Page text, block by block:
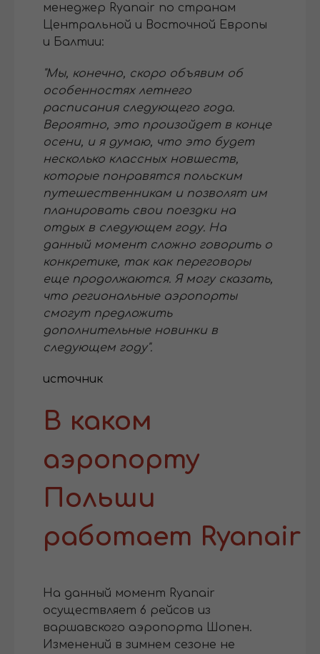
менеджер Ryanair по странам
Центральной и Восточной Европы
и Балтии:
"Мы, конечно, скоро объявим об
особенностях летнего
расписания следующего года.
Вероятно, это произойдет в конце
осени, и я думаю, что это будет
несколько классных новшеств,
которые понравятся польским
путешественникам и позволят им
планировать свои поездки на
отдых в следующем году. На
данный момент сложно говорить о
конкретике, так как переговоры
еще продолжаются. Я могу сказать,
что региональные аэропорты
смогут предложить
дополнительные новинки в
следующем году".
источник
В каком
аэропорту
Польши
работает Ryanair
На данный момент Ryanair
осуществляет 6 рейсов из
варшавского аэропорта Шопен.
Изменений в зимнем сезоне не